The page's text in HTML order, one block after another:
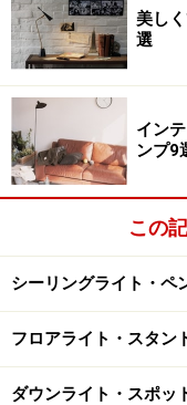
美し
選
イン
ンプ9
この
シーリングライト・ペ
フロアライト・スタン
ダウンライト・スポッ